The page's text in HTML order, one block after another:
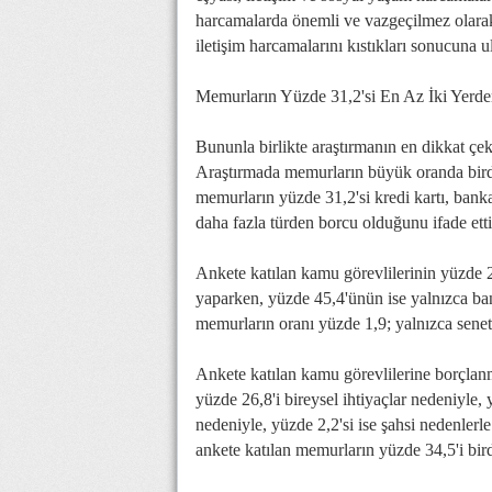
harcamalarda önemli ve vazgeçilmez
iletişim harcamalarını kıstıkları sonucuna
Memurların Yüzde 31,2'si En Az İki
Bununla birlikte araştırmanın en dikkat
Araştırmada memurların büyük oranda
memurların yüzde 31,2'si kredi kartı,
daha fazla türden borcu olduğunu ifade
Ankete katılan kamu görevlilerinin yüzde
yaparken, yüzde 45,4'ünün ise yalnızca
memurların oranı yüzde 1,9; yalnızca
Ankete katılan kamu görevlilerine
yüzde 26,8'i bireysel ihtiyaçlar
nedeniyle, yüzde 2,2'si ise şahsi
ankete katılan memurların yüzde 34,5'i